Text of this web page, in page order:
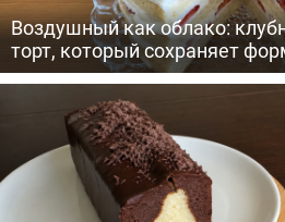
Воздушный как облако:
торт, который сохраняет